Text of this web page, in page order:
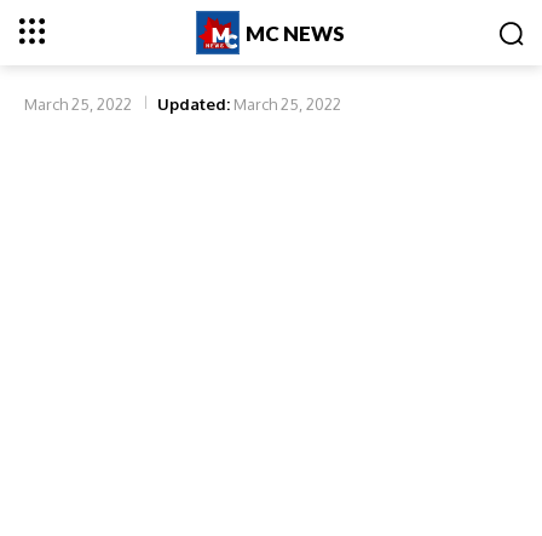
MC NEWS
March 25, 2022 Updated: March 25, 2022